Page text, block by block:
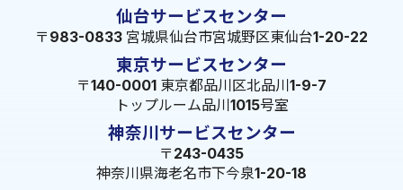
仙台サービスセンター
〒983-0833 宮城県仙台市宮城野区東仙台1-20-22
東京サービスセンター
〒140-0001 東京都品川区北品川1-9-7
トップルーム品川1015号室
神奈川サービスセンター
〒243-0435
神奈川県海老名市下今泉1-20-18